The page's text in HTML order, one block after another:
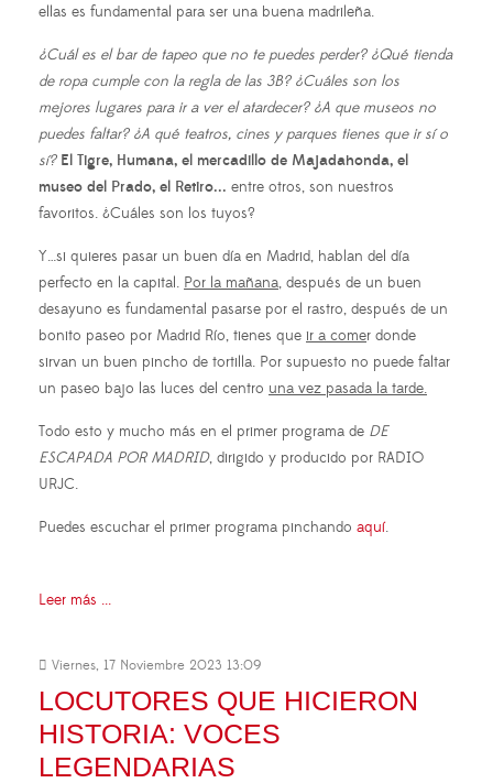
ellas es fundamental para ser una buena madrileña.
¿Cuál es el bar de tapeo que no te puedes perder? ¿Qué tienda
de ropa cumple con la regla de las 3B? ¿Cuáles son los
mejores lugares para ir a ver el atardecer? ¿A que museos no
puedes faltar? ¿A qué teatros, cines y parques tienes que ir sí o
sí? El Tigre, Humana, el mercadillo de Majadahonda, el
museo del Prado, el Retiro... entre otros, son nuestros
favoritos. ¿Cuáles son los tuyos?
Y…si quieres pasar un buen día en Madrid, hablan del día
perfecto en la capital. Por la mañana, después de un buen
desayuno es fundamental pasarse por el rastro, después de un
bonito paseo por Madrid Río, tienes que ir a comer donde
sirvan un buen pincho de tortilla. Por supuesto no puede faltar
un paseo bajo las luces del centro una vez pasada la tarde.
Todo esto y mucho más en el primer programa de DE
ESCAPADA POR MADRID, dirigido y producido por RADIO
URJC.
Puedes escuchar el primer programa pinchando aquí.
Leer más ...
Viernes, 17 Noviembre 2023 13:09
LOCUTORES QUE HICIERON
HISTORIA: VOCES
LEGENDARIAS